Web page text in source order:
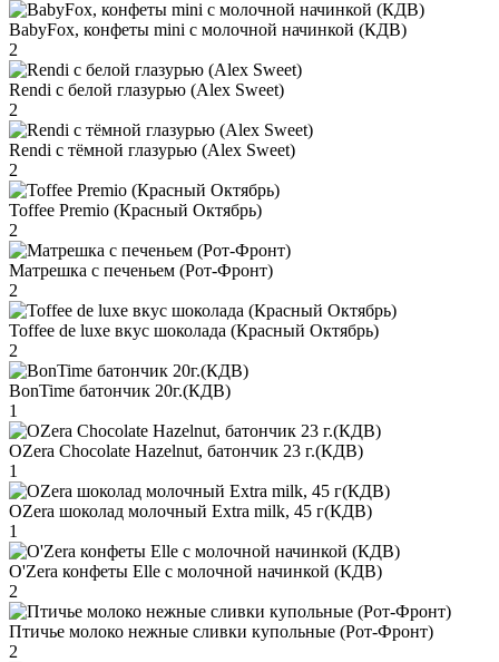
BabyFox, конфеты mini c молочной начинкой (КДВ)
2
Rendi с белой глазурью (Alex Sweet)
2
Rendi с тёмной глазурью (Alex Sweet)
2
Toffee Premio (Красный Октябрь)
2
Матрешка с печеньем (Рот-Фронт)
2
Toffee de luxe вкус шоколада (Красный Октябрь)
2
BonTime батончик 20г.(КДВ)
1
OZera Chocolate Hazelnut, батончик 23 г.(КДВ)
1
OZera шоколад молочный Extra milk, 45 г(КДВ)
1
O'Zera конфеты Elle с молочной начинкой (КДВ)
2
Птичье молоко нежные сливки купольные (Рот-Фронт)
2